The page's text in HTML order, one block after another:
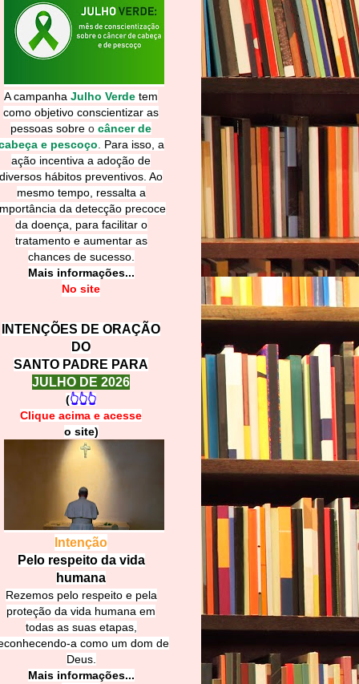
A campanha Julho Verde tem
como objetivo conscientizar as
pessoas sobre o câncer de
e pescoço
Para isso, a
ação incentiva a adoção de
diversos hábitos preventivos. Ao
mesmo tempo, ressalta a
da detecção precoce
da doença, para facilitar o
tratamento e aumentar as
chances de sucesso.
Mais informações...
No site
INTENÇÕES DE ORAÇÃO
DO
SANTO PADRE PARA
JULHO DE 2026
(👆👆👆
Clique acima e acesse
o site)
Intenção
Pelo respeito da vida
humana
Rezemos pelo respeito e pela
proteção da vida humana em
todas as suas etapas,
a como um dom de
Deus.
Mais informações...